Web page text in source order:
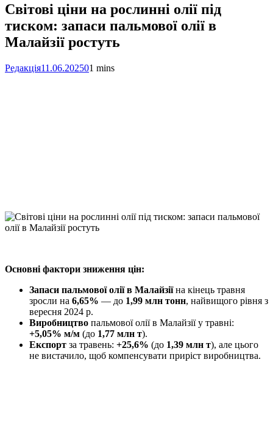
Світові ціни на рослинні олії під
тиском: запаси пальмової олії в
Малайзії ростуть
Редакція11.06.202501 mins
Link
Print
Основні фактори зниження цін:
Запаси пальмової олії в Малайзіїна кінець травня
зросли на 6,65% — до 1,99 млн тонн, найвищого рівня з
вересня 2024 р.
Виробництво пальмової олії в Малайзії у травні:
+5,05% м/м (до 1,77 млн т).
Експорт за травень: +25,6% (до 1,39 млн т), але цього
не вистачило, щоб компенсувати приріст виробництва.